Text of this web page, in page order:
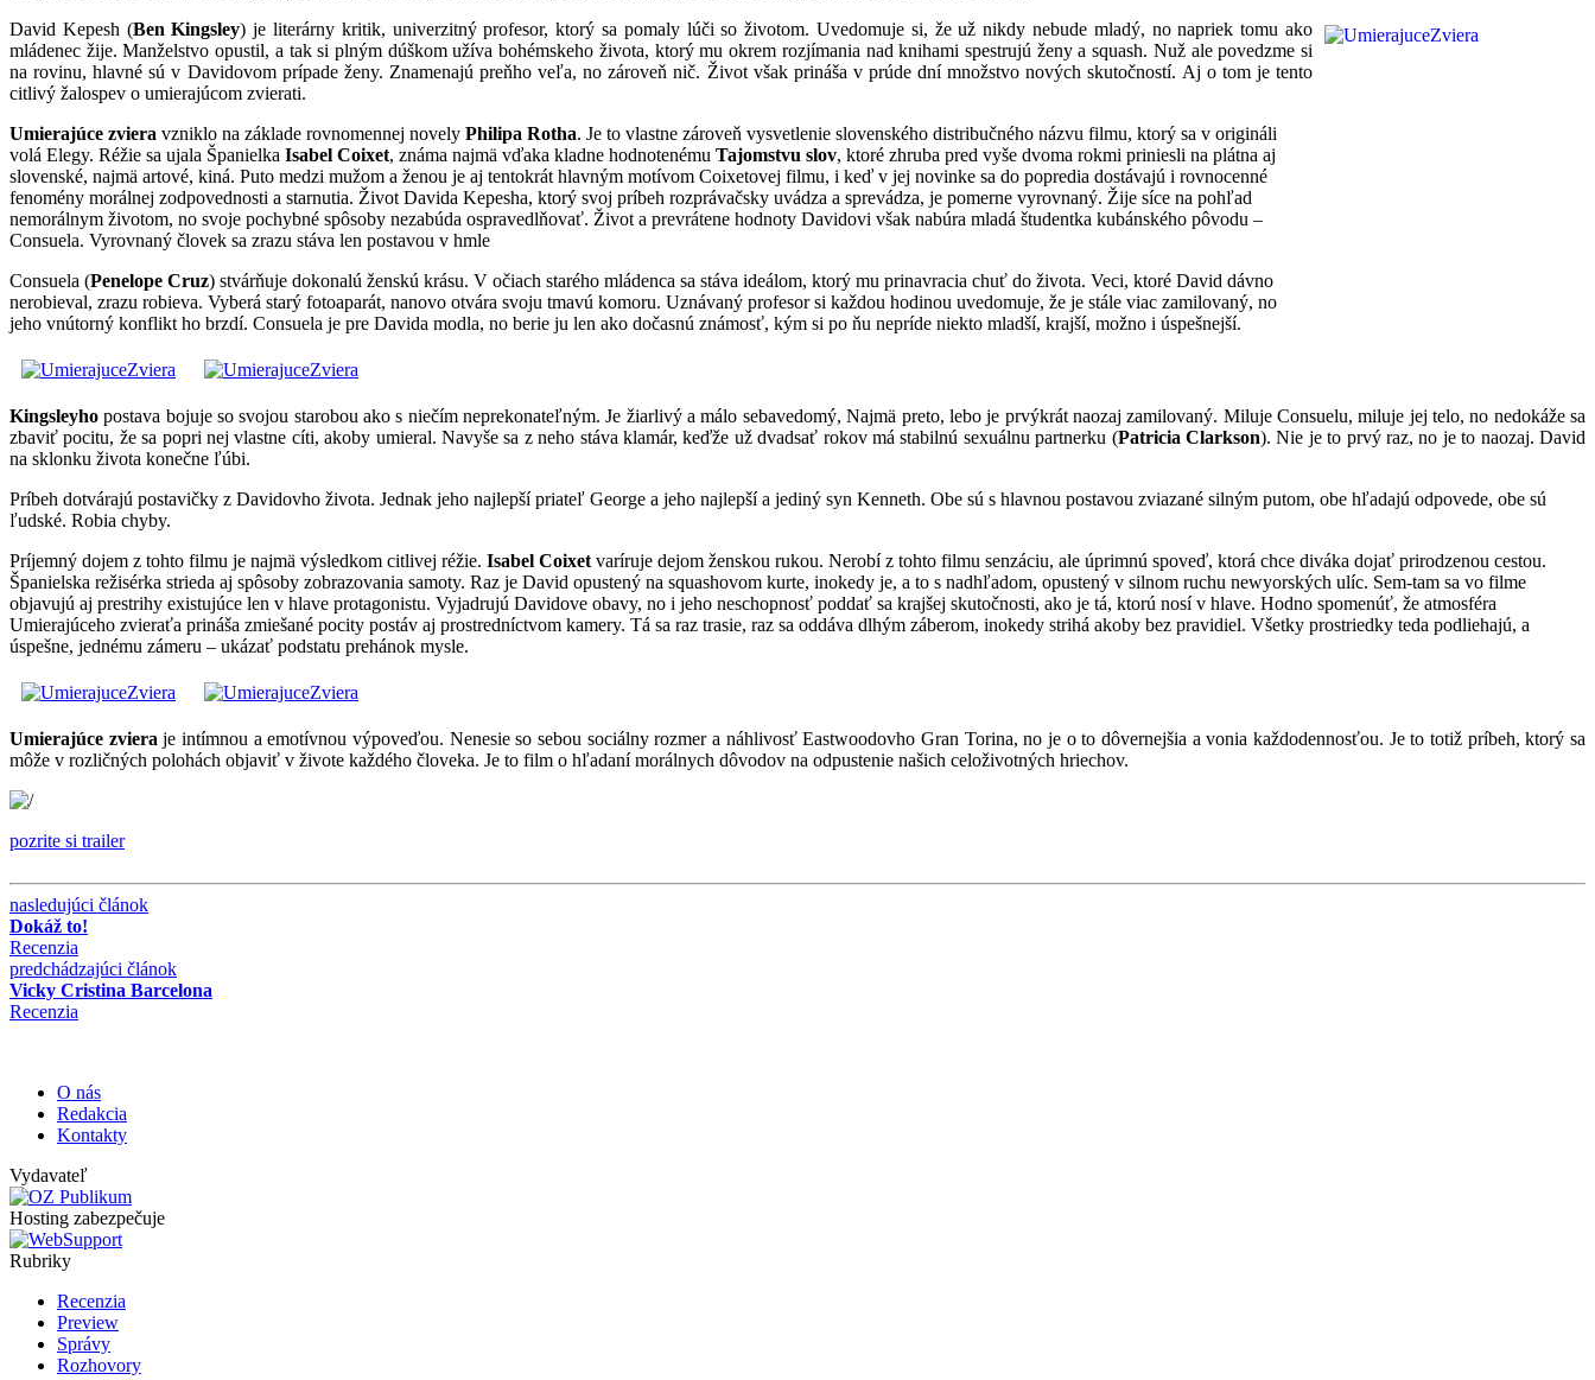
David Kepesh (Ben Kingsley) je literárny kritik, univerzitný profesor, ktorý sa pomaly lúči so životom. Uvedomuje si, že už nikdy nebude mladý, no napriek tomu ako
mládenec žije. Manželstvo opustil, a tak si plným dúškom užíva bohémskeho života, ktorý mu okrem rozjímania nad knihami spestrujú ženy a squash. Nuž ale povedzme si
na rovinu, hlavné sú v Davidovom prípade ženy. Znamenajú preňho veľa, no zároveň nič. Život však prináša v prúde dní množstvo nových skutočností. Aj o tom je tento
citlivý žalospev o umierajúcom zvierati.
Umierajúce zviera vzniklo na základe rovnomennej novely Philipa Rotha. Je to vlastne zároveň vysvetlenie slovenského distribučného názvu filmu, ktorý sa v origináli
volá Elegy. Réžie sa ujala Španielka Isabel Coixet, známa najmä vďaka kladne hodnotenému Tajomstvu slov, ktoré zhruba pred vyše dvoma rokmi priniesli na plátna aj
slovenské, najmä artové, kiná. Puto medzi mužom a ženou je aj tentokrát hlavným motívom Coixetovej filmu, i keď v jej novinke sa do popredia dostávajú i rovnocenné
fenomény morálnej zodpovednosti a starnutia. Život Davida Kepesha, ktorý svoj príbeh rozprávačsky uvádza a sprevádza, je pomerne vyrovnaný. Žije síce na pohľad
nemorálnym životom, no svoje pochybné spôsoby nezabúda ospravedlňovať. Život a prevrátene hodnoty Davidovi však nabúra mladá študentka kubánského pôvodu –
Consuela. Vyrovnaný človek sa zrazu stáva len postavou v hmle
Consuela (Penelope Cruz) stvárňuje dokonalú ženskú krásu. V očiach starého mládenca sa stáva ideálom, ktorý mu prinavracia chuť do života. Veci, ktoré David dávno
nerobieval, zrazu robieva. Vyberá starý fotoaparát, nanovo otvára svoju tmavú komoru. Uznávaný profesor si každou hodinou uvedomuje, že je stále viac zamilovaný, no
jeho vnútorný konflikt ho brzdí. Consuela je pre Davida modla, no berie ju len ako dočasnú známosť, kým si po ňu nepríde niekto mladší, krajší, možno i úspešnejší.
Kingsleyho postava bojuje so svojou starobou ako s niečím neprekonateľným. Je žiarlivý a málo sebavedomý, Najmä preto, lebo je prvýkrát naozaj zamilovaný. Miluje Consuelu, miluje jej telo, no nedokáže sa
zbaviť pocitu, že sa popri nej vlastne cíti, akoby umieral. Navyše sa z neho stáva klamár, keďže už dvadsať rokov má stabilnú sexuálnu partnerku (Patricia Clarkson). Nie je to prvý raz, no je to naozaj. David
na sklonku života konečne ľúbi.
Príbeh dotvárajú postavičky z Davidovho života. Jednak jeho najlepší priateľ George a jeho najlepší a jediný syn Kenneth. Obe sú s hlavnou postavou zviazané silným putom, obe hľadajú odpovede, obe sú
ľudské. Robia chyby.
Príjemný dojem z tohto filmu je najmä výsledkom citlivej réžie. Isabel Coixet varíruje dejom ženskou rukou. Nerobí z tohto filmu senzáciu, ale úprimnú spoveď, ktorá chce diváka dojať prirodzenou cestou.
Španielska režisérka strieda aj spôsoby zobrazovania samoty. Raz je David opustený na squashovom kurte, inokedy je, a to s nadhľadom, opustený v silnom ruchu newyorských ulíc. Sem-tam sa vo filme
objavujú aj prestrihy existujúce len v hlave protagonistu. Vyjadrujú Davidove obavy, no i jeho neschopnosť poddať sa krajšej skutočnosti, ako je tá, ktorú nosí v hlave. Hodno spomenúť, že atmosféra
Umierajúceho zvieraťa prináša zmiešané pocity postáv aj prostredníctvom kamery. Tá sa raz trasie, raz sa oddáva dlhým záberom, inokedy strihá akoby bez pravidiel. Všetky prostriedky teda podliehajú, a
úspešne, jednému zámeru – ukázať podstatu prehánok mysle.
Umierajúce zviera je intímnou a emotívnou výpoveďou. Nenesie so sebou sociálny rozmer a náhlivosť Eastwoodovho Gran Torina, no je o to dôvernejšia a vonia každodennosťou. Je to totiž príbeh, ktorý sa
môže v rozličných polohách objaviť v živote každého človeka. Je to film o hľadaní morálnych dôvodov na odpustenie našich celoživotných hriechov.
pozrite si trailer
nasledujúci článok
Dokáž to!
Recenzia
predchádzajúci článok
Vicky Cristina Barcelona
Recenzia
O nás
Redakcia
Kontakty
Vydavateľ
Hosting zabezpečuje
Rubriky
Recenzia
Preview
Správy
Rozhovory